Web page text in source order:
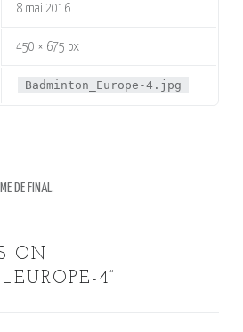
8 mai 2016
450 × 675 px
Badminton_Europe-4.jpg
DE FINAL.
ON
4